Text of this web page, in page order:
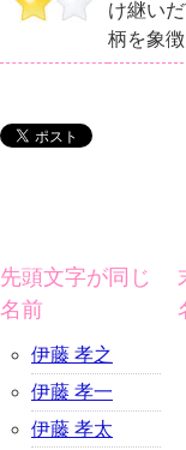
け継い
柄を象徴
先頭文字が同じ
名前
伊藤 孝之
伊藤 孝一
伊藤 孝太